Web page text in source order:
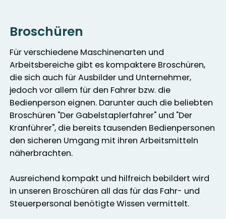
Broschüren
Für verschiedene Maschinenarten und
Arbeitsbereiche gibt es kompaktere Broschüren,
die sich auch für Ausbilder und Unternehmer,
jedoch vor allem für den Fahrer bzw. die
Bedienperson eignen. Darunter auch die beliebten
Broschüren "Der Gabelstaplerfahrer" und "Der
Kranführer", die bereits tausenden Bedienpersonen
den sicheren Umgang mit ihren Arbeitsmitteln
näherbrachten.
Ausreichend kompakt und hilfreich bebildert wird
in unseren Broschüren all das für das Fahr- und
Steuerpersonal benötigte Wissen vermittelt.